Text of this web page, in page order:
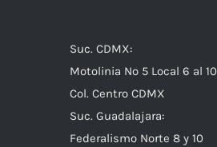
Suc. CDMX:
Motolinia No 5 Local 6 al 10
Col. Centro CDMX
Suc. Guadalajara:
Federalismo Norte 8 y 10